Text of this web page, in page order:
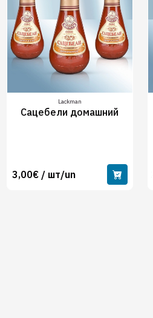
Lackman
Сацебели домашний
3,00€ / шт/un